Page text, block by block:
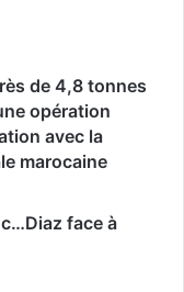
de 4,8 tonnes
opération
avec la
marocaine
face à